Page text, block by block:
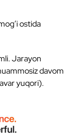
ostida
Jarayon
davom
yuqori).